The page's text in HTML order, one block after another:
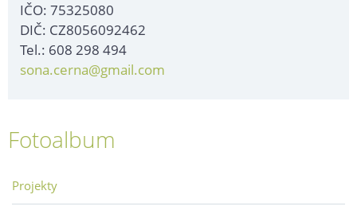
IČO: 75325080
DIČ: CZ8056092462
Tel.: 608 298 494
sona.cerna@gmail.com
Fotoalbum
Projekty